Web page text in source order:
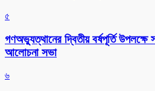
৫
গণঅভ্যুত্থানের দ্বিতীয় বর্ষপূর্তি উপলক্ষে
আলোচনা সভা
৬